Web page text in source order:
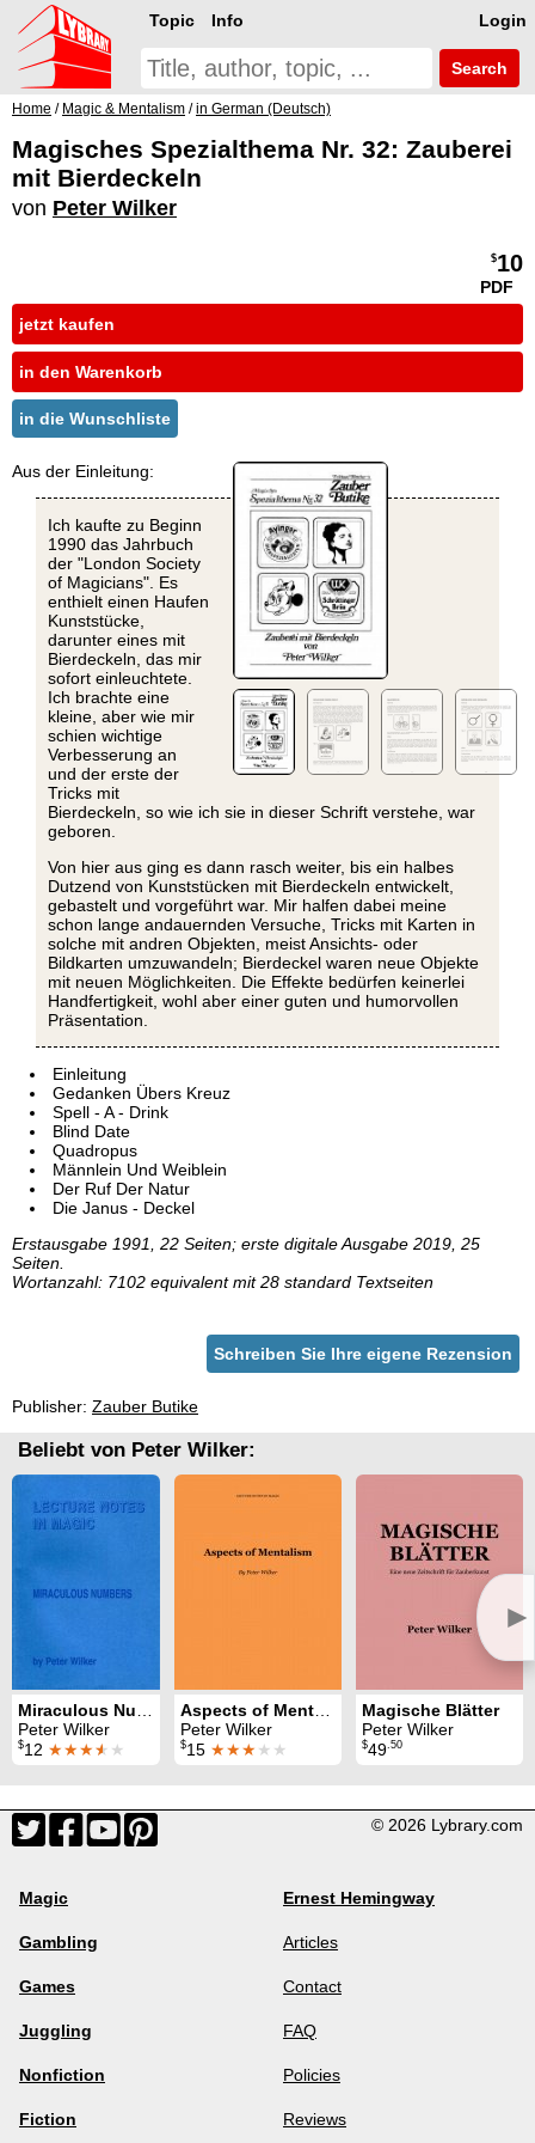
Login
Topic Info
Search
Home / Magic & Mentalism /in German (Deutsch)
Magisches Spezialthema Nr. 32: Zauberei
mit Bierdeckeln
von Peter Wilker
$10
PDF
jetzt kaufen
in den Warenkorb
in die Wunschliste
Aus der Einleitung:
Ich kaufte zu Beginn
1990 das Jahrbuch
der "London Society
of Magicians". Es
enthielt einen Haufen
Kunststücke,
darunter eines mit
Bierdeckeln, das mir
sofort einleuchtete.
Ich brachte eine
kleine, aber wie mir
schien wichtige
Verbesserung an
und der erste der
Tricks mit
Bierdeckeln, so wie ich sie in dieser Schrift verstehe, war
geboren.
Von hier aus ging es dann rasch weiter, bis ein halbes
Dutzend von Kunststücken mit Bierdeckeln entwickelt,
gebastelt und vorgeführt war. Mir halfen dabei meine
schon lange andauernden Versuche, Tricks mit Karten in
solche mit andren Objekten, meist Ansichts- oder
Bildkarten umzuwandeln; Bierdeckel waren neue Objekte
mit neuen Möglichkeiten. Die Effekte bedürfen keinerlei
Handfertigkeit, wohl aber einer guten und humorvollen
Präsentation.
Einleitung
Gedanken Übers Kreuz
Spell - A - Drink
Blind Date
Quadropus
Männlein Und Weiblein
Der Ruf Der Natur
Die Janus - Deckel
Erstausgabe 1991, 22 Seiten; erste digitale Ausgabe 2019, 25
Seiten.
Wortanzahl: 7102 equivalent mit 28 standard Textseiten
Schreiben Sie Ihre eigene Rezension
Publisher: Zauber Butike
Beliebt von Peter Wilker:
►
Miraculous Numbers
Peter Wilker
$12 ★★★★ ★
Aspects of Mentalism / Mentalism A La Mode
Peter Wilker
$15 ★★★★★
Magische Blätter
Peter Wilker
$49.50
© 2026 Lybrary.com
Magic
Gambling
Games
Juggling
Nonfiction
Fiction
Ernest Hemingway
Articles
Contact
FAQ
Policies
Reviews